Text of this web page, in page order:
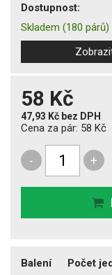
Dostupnost:
Skladem (180 párů)
58 Kč
47,93 Kč bez DPH
Cena za pár: 58 Kč
- +
Balení Počet